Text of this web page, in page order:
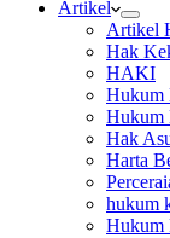
Artikel
Artikel
Hak
HAKI
Hukum
Hukum
Hak
Harta
hukum
Hukum